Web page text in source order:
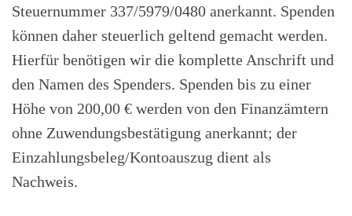
Steuernummer 337/5979/0480 anerkannt. Spenden
können daher steuerlich geltend gemacht werden.
Hierfür benötigen wir die komplette Anschrift und
den Namen des Spenders. Spenden bis zu einer
Höhe von 200,00 € werden von den Finanzämtern
ohne Zuwendungsbestätigung anerkannt; der
Einzahlungsbeleg/Kontoauszug dient als
Nachweis.